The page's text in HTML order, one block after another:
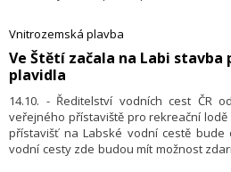
výstavby veřejných přístavišť na vodní
cest ČR dlouhodobě realizuje.
Vnitrozemská plavba
Ve Štětí začala na Labi
plavidla
14.10. - Ředitelství vodních cest ČR
veřejného přístaviště pro rekreační lodě
přístavišť na Labské vodní cestě bude
vodní cesty zde budou mít možnost